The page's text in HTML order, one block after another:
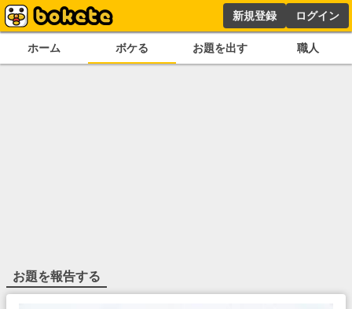
新規登録 ログイン
ホーム ボケる お題を出す 職人
お題を報告する